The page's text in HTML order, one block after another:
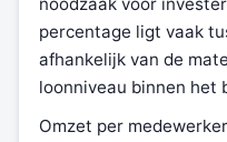
noodzaak voor
percentage ligt vaak
afhankelijk van de
loonniveau binnen het
Omzet per